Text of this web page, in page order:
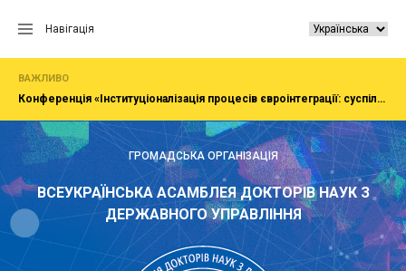
Навігація
ВАЖЛИВО
Конференція «Інституціоналізація процесів євроінтеграції: суспільство, економіка, адміністрування»
ГРОМАДСЬКА ОРГАНІЗАЦІЯ
ВСЕУКРАЇНСЬКА АСАМБЛЕЯ ДОКТОРІВ НАУК З
ДЕРЖАВНОГО УПРАВЛІННЯ